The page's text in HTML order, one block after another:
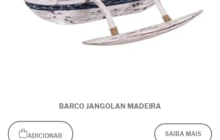
BARCO JANGOLAN MADEIRA
ADICIONAR SAIBA MAIS